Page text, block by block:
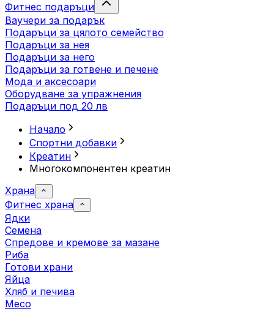
Фитнес подаръци
Ваучери за подарък
Подаръци за цялото семейство
Подаръци за нея
Подаръци за него
Подаръци за готвене и печене
Мода и аксесоари
Оборудване за упражнения
Подаръци под 20 лв
Начало
Спортни добавки
Креатин
Многокомпонентен креатин
Храна
Фитнес храна
Ядки
Семена
Спредове и кремове за мазане
Риба
Готови храни
Яйца
Хляб и печива
Месо